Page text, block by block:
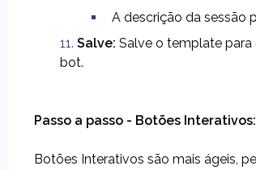
A descrição da sessão
Salve: Salve o template
bot.
Passo a passo - Botões Interativos:
Botões Interativos são mais ágeis,